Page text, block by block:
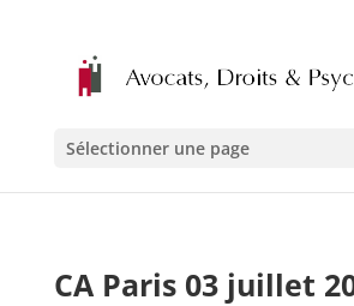
Sélectionner une page
CA Paris 03 juillet